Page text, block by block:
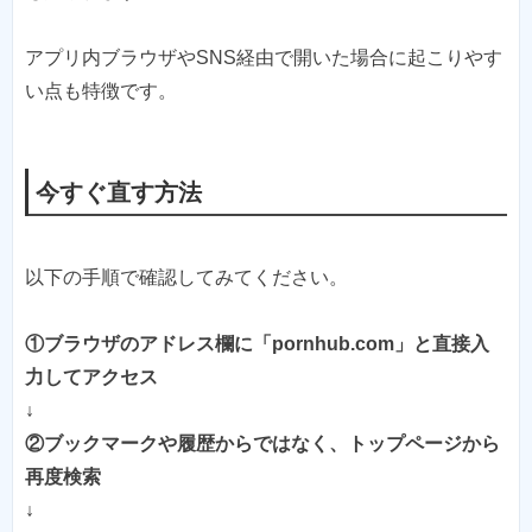
アプリ内ブラウザやSNS経由で開いた場合に起こりやす
い点も特徴です。
今すぐ直す方法
以下の手順で確認してみてください。
①ブラウザのアドレス欄に「pornhub.com」と直接入
力してアクセス
↓
②ブックマークや履歴からではなく、トップページから
再度検索
↓